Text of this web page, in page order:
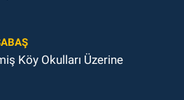
Köy Okulları Üzerine